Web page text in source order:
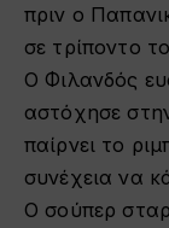
πριν ο
σε τρίποντο
Ο Φιλανδός
αστόχησε
παίρνει το
συνέχεια να
Ο σούπερ